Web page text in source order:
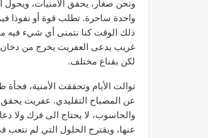
ونحن صغار، يحقق الأمنيات،
واحدة ساحرة. تطلب قوة أو نفوذا
ذلك الوقت كنا نتمنى أي شيء فيه
غريب يدعى العفريت يخرج من دخان
لكن بقناع مختلف.
توالت الأيام وتحققت الأمنية،
عن المصباح التقليدي. عفريت
والحاسوب، لا يحتاج الى فرك ولا
عنها، ويقترح الحلول التي لم نتعب